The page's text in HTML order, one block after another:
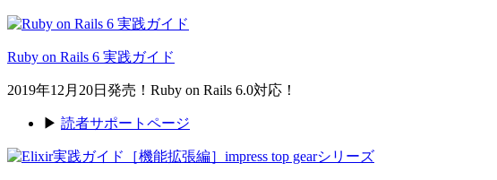
Ruby on Rails 6 実践ガイド
2019年12月20日発売！Ruby on Rails 6.0対応！
▶ 読者サポートページ